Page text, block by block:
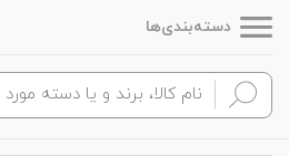
دسته‌بندی‌ها